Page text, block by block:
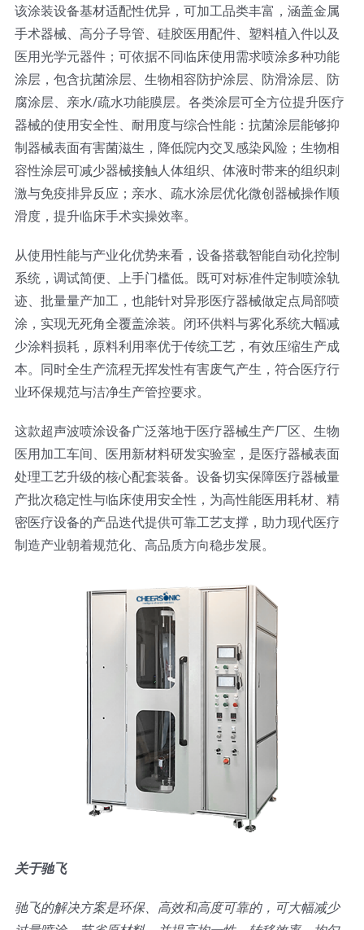
耐化学腐蚀的喷嘴
喷嘴兼容性
该涂装设备基材适配性优异，可加工品类丰富，涵盖金属
手术器械、高分子导管、硅胶医用配件、塑料植入件以及
医用光学元器件；可依据不同临床使用需求喷涂多种功能
涂层，包含抗菌涂层、生物相容防护涂层、防滑涂层、防
腐涂层、亲水/疏水功能膜层。各类涂层可全方位提升医疗
器械的使用安全性、耐用度与综合性能：抗菌涂层能够抑
制器械表面有害菌滋生，降低院内交叉感染风险；生物相
容性涂层可减少器械接触人体组织、体液时带来的组织刺
激与免疫排异反应；亲水、疏水涂层优化微创器械操作顺
滑度，提升临床手术实操效率。
从使用性能与产业化优势来看，设备搭载智能自动化控制
系统，调试简便、上手门槛低。既可对标准件定制喷涂轨
迹、批量量产加工，也能针对异形医疗器械做定点局部喷
涂，实现无死角全覆盖涂装。闭环供料与雾化系统大幅减
少涂料损耗，原料利用率优于传统工艺，有效压缩生产成
本。同时全生产流程无挥发性有害废气产生，符合医疗行
业环保规范与洁净生产管控要求。
这款超声波喷涂设备广泛落地于医疗器械生产厂区、生物
医用加工车间、医用新材料研发实验室，是医疗器械表面
处理工艺升级的核心配套装备。设备切实保障医疗器械量
产批次稳定性与临床使用安全性，为高性能医用耗材、精
密医疗设备的产品迭代提供可靠工艺支撑，助力现代医疗
制造产业朝着规范化、高品质方向稳步发展。
关于驰飞
驰飞的解决方案是环保、高效和高度可靠的，可大幅减少